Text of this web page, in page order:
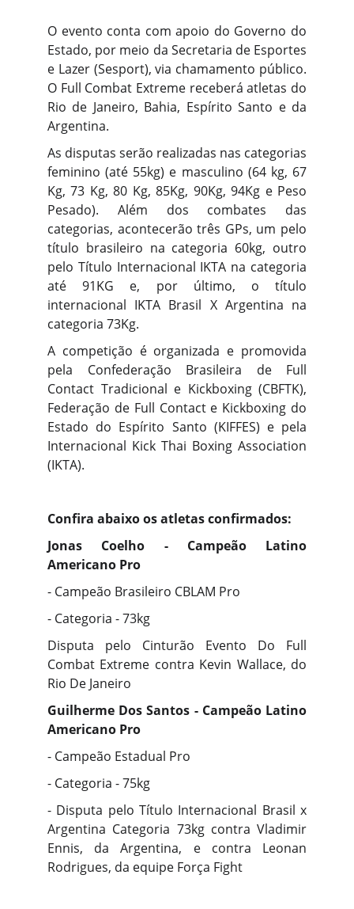
O evento conta com apoio do Governo do
Estado, por meio da Secretaria de Esportes
e Lazer (Sesport), via chamamento público.
O Full Combat Extreme receberá atletas do
Rio de Janeiro, Bahia, Espírito Santo e da
Argentina.
As disputas serão realizadas nas categorias
feminino (até 55kg) e masculino (64 kg, 67
Kg, 73 Kg, 80 Kg, 85Kg, 90Kg, 94Kg e Peso
Pesado). Além dos combates das
categorias, acontecerão três GPs, um pelo
título brasileiro na categoria 60kg, outro
pelo Título Internacional IKTA na categoria
até 91KG e, por último, o título
internacional IKTA Brasil X Argentina na
categoria 73Kg.
A competição é organizada e promovida
pela Confederação Brasileira de Full
Contact Tradicional e Kickboxing (CBFTK),
Federação de Full Contact e Kickboxing do
Estado do Espírito Santo (KIFFES) e pela
Internacional Kick Thai Boxing Association
(IKTA).
Confira abaixo os atletas confirmados:
Jonas Coelho - Campeão Latino
Americano Pro
- Campeão Brasileiro CBLAM Pro
- Categoria - 73kg
Disputa pelo Cinturão Evento Do Full
Combat Extreme contra Kevin Wallace, do
Rio De Janeiro
Guilherme Dos Santos - Campeão Latino
Americano Pro
- Campeão Estadual Pro
- Categoria - 75kg
- Disputa pelo Título Internacional Brasil x
Argentina Categoria 73kg contra Vladimir
Ennis, da Argentina, e contra Leonan
Rodrigues, da equipe Força Fight